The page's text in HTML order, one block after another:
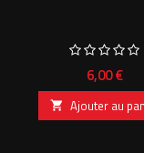
Prix
6,00 €
 Ajouter au